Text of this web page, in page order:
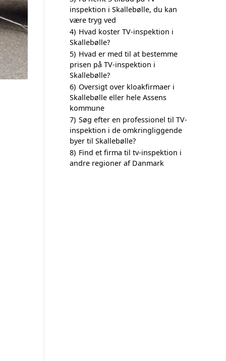
inspektion i Skallebølle, du kan
være tryg ved
4) Hvad koster TV-inspektion i
Skallebølle?
5) Hvad er med til at bestemme
prisen på TV-inspektion i
Skallebølle?
6) Oversigt over kloakfirmaer i
Skallebølle eller hele Assens
kommune
7) Søg efter en professionel til TV-
inspektion i de omkringliggende
byer til Skallebølle?
8) Find et firma til tv-inspektion i
andre regioner af Danmark